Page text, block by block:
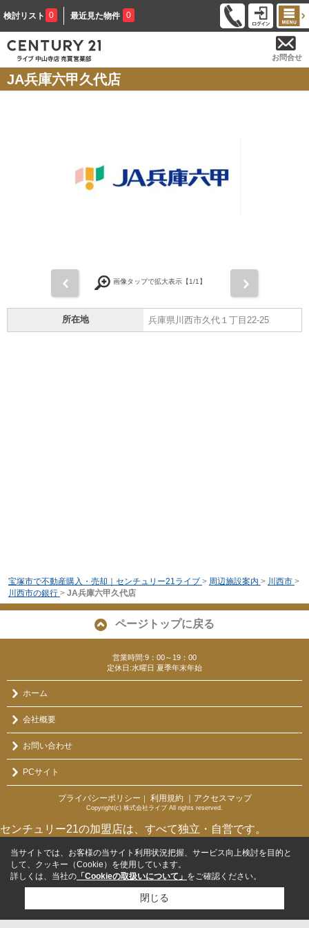
検討リスト 0 最近見た物件 0
お問合せ
JA兵庫六甲久代店
画像タップで拡大表示【1/1】
所在地 兵庫県川西市久代１丁目22-25
宝塚市で不動産購入・売却｜センチュリー21ライブ > 周辺施設案内 > 川西市 >
川西市の銀行 > JA兵庫六甲久代店
ページトップに戻る
営業時間:9：00～19：00
定休日:水曜日 夏季年末年始
ホーム
会社概要
お問い合わせ
PCサイト
プライバシーポリシー ｜ 利用規約 ｜アクセスマップ
Copyright(c) 株式会社ライブ All rights reserved.
センチュリー21の加盟店は、すべて独立・自営です。
当サイトでは、お客様の当サイト利用状況把握、サービス向上検討を目的と
して、クッキー（Cookie）を使用しています。
詳しくは、当社の 「Cookieの取扱いについて」 をご確認ください。
閉じる